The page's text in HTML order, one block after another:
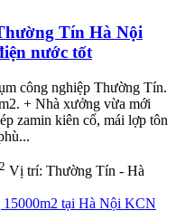
Tín Hà Nội
nước tốt
công nghiệp Thường Tín.
+ Nhà xưởng vừa mới
zamin kiên cố, mái lợp tôn
2 Vị trí: Thường Tín - Hà